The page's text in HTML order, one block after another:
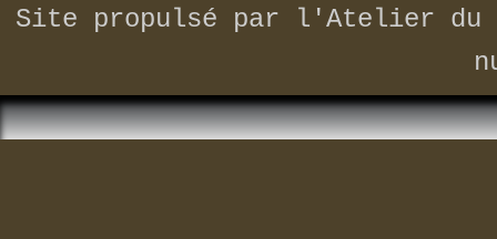
Site propulsé par
l'Atelier du